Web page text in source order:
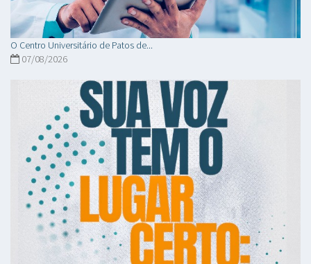
O Centro Universitário de Patos de...
07/08/2026